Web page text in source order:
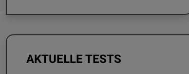
AKTUELLE TESTS